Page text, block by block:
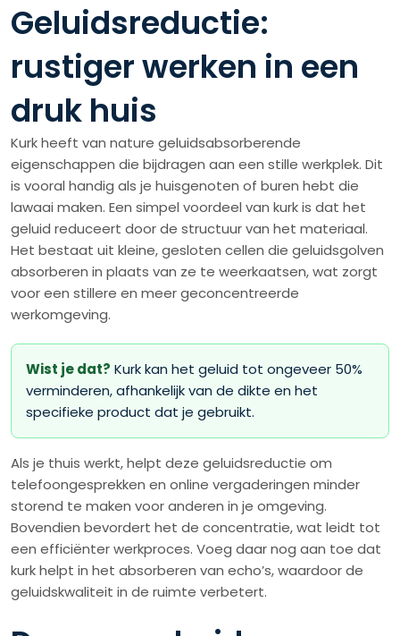
Geluidsreductie:
rustiger werken in een
druk huis
Kurk heeft van nature geluidsabsorberende
eigenschappen die bijdragen aan een stille werkplek. Dit
is vooral handig als je huisgenoten of buren hebt die
lawaai maken. Een simpel voordeel van kurk is dat het
geluid reduceert door de structuur van het materiaal.
Het bestaat uit kleine, gesloten cellen die geluidsgolven
absorberen in plaats van ze te weerkaatsen, wat zorgt
voor een stillere en meer geconcentreerde
werkomgeving.
Wist je dat? Kurk kan het geluid tot ongeveer 50%
verminderen, afhankelijk van de dikte en het
specifieke product dat je gebruikt.
Als je thuis werkt, helpt deze geluidsreductie om
telefoongesprekken en online vergaderingen minder
storend te maken voor anderen in je omgeving.
Bovendien bevordert het de concentratie, wat leidt tot
een efficiënter werkproces. Voeg daar nog aan toe dat
kurk helpt in het absorberen van echo’s, waardoor de
geluidskwaliteit in de ruimte verbetert.